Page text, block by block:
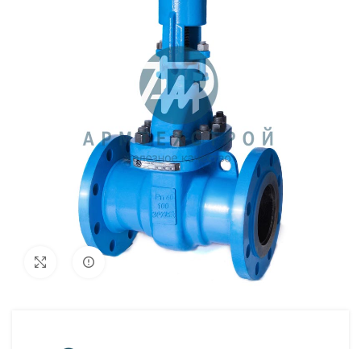
УвеличитьВнешний вид изделия может отличаться
от фото представленных на странице!